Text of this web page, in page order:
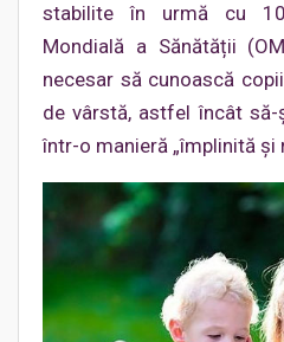
stabilite în urmă cu
Mondială a Sănătății
necesar să cunoască
de vârstă, astfel încât
într-o manieră „împlinită și